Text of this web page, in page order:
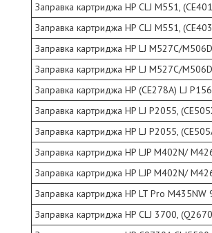
Заправка картриджа HP CLJ M551,
Заправка картриджа HP CLJ M551,
Заправка картриджа HP LJ M527C/
Заправка картриджа HP LJ M527C/
Заправка картриджа HP (CE278A) LJ
Заправка картриджа HP LJ P2055,
Заправка картриджа HP LJ P2055,
Заправка картриджа HP LJP M402N/
Заправка картриджа HP LJP M402N/
Заправка картриджа HP LT Pro M435NW
Заправка картриджа HP CLJ 3700,